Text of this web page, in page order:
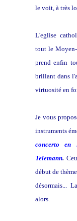
le voit, à très
L'eglise
tout le Moyen-
prend enfin
brillant dans
virtuosité en
Je vous
instruments
concerto
Telemann.
début de
désormais...
alors.